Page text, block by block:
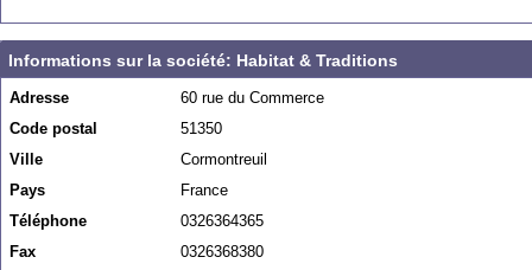
Informations sur la société: Habitat & Traditions
Adresse
60 rue du Commerce
Code postal
51350
Ville
Cormontreuil
Pays
France
Téléphone
0326364365
Fax
0326368380